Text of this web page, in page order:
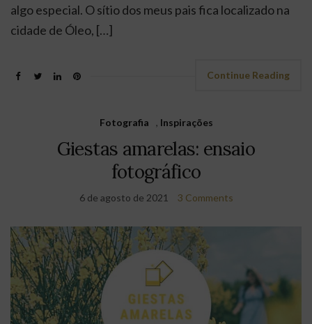
algo especial. O sítio dos meus pais fica localizado na
cidade de Óleo, […]
Continue Reading
Fotografia , Inspirações
Giestas amarelas: ensaio
fotográfico
6 de agosto de 2021 3 Comments